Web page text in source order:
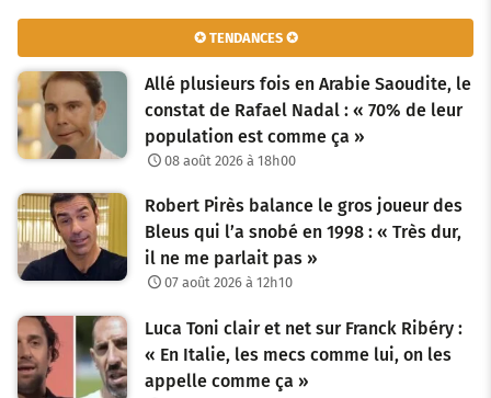
✪ TENDANCES ✪
Allé plusieurs fois en Arabie Saoudite, le
constat de Rafael Nadal : « 70% de leur
population est comme ça »
08 août 2026 à 18h00
Robert Pirès balance le gros joueur des
Bleus qui l’a snobé en 1998 : « Très dur,
il ne me parlait pas »
07 août 2026 à 12h10
Luca Toni clair et net sur Franck Ribéry :
« En Italie, les mecs comme lui, on les
appelle comme ça »